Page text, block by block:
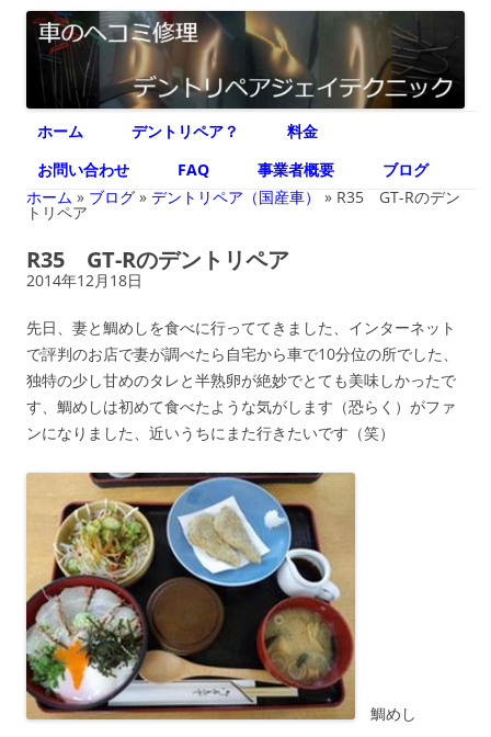
デントリペア ジェイテクニック
車のヘコミ修理専門 神奈川県横浜市 デントリペア ジェイテクニック
ン
ツ
へ
ス
プ
ホーム デントリペア？
料金
お問い合わせ
FAQ 事業者概要
ブログ
ホーム » ブログ » デントリペア（国産車） » R35 GT-Rのデン
トリペア
R35 GT-Rのデントリペア
2014年12月18日
先日、妻と鯛めしを食べに行っててきました、インターネット
で評判のお店で妻が調べたら自宅から車で10分位の所でした、
独特の少し甘めのタレと半熟卵が絶妙でとても美味しかったで
す、鯛めしは初めて食べたような気がします（恐らく）がファ
ンになりました、近いうちにまた行きたいです（笑）
鯛めし